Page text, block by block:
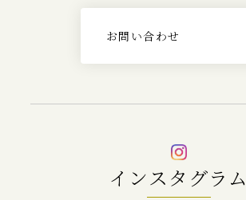
インスタグラム
お問い合わせ